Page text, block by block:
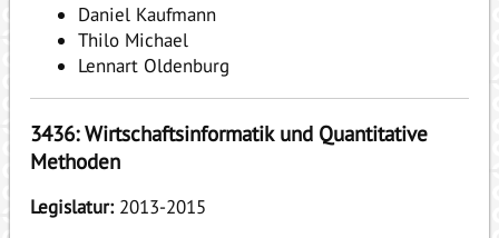
Daniel Kaufmann
Thilo Michael
Lennart Oldenburg
3436: Wirtschaftsinformatik und Quantitative
Methoden
Legislatur:2013-2015